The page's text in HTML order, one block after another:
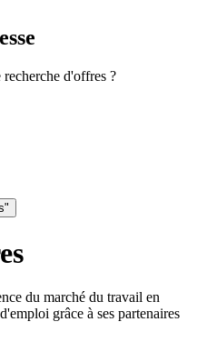
d'offres ?
du marché du travail en
grâce à ses partenaires